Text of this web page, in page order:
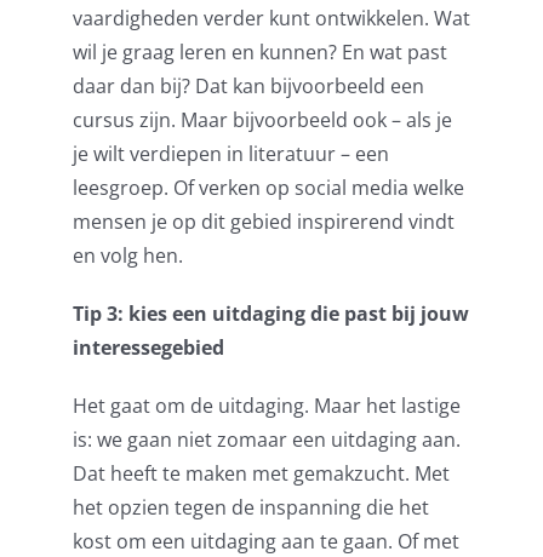
vaardigheden verder kunt ontwikkelen. Wat
wil je graag leren en kunnen? En wat past
daar dan bij? Dat kan bijvoorbeeld een
cursus zijn. Maar bijvoorbeeld ook – als je
je wilt verdiepen in literatuur – een
leesgroep. Of verken op social media welke
mensen je op dit gebied inspirerend vindt
en volg hen.
Tip 3: kies een uitdaging die past bij jouw
interessegebied
Het gaat om de uitdaging. Maar het lastige
is: we gaan niet zomaar een uitdaging aan.
Dat heeft te maken met gemakzucht. Met
het opzien tegen de inspanning die het
kost om een uitdaging aan te gaan. Of met